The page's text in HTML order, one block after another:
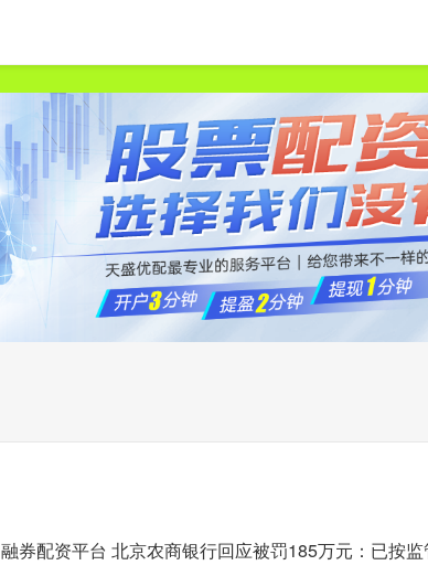
融券配资平台 北京农商银行回应被罚185万元：已按